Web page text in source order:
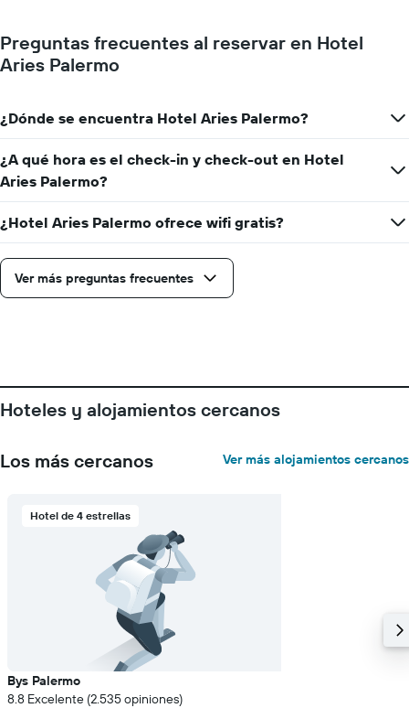
Preguntas frecuentes al reservar en Hotel
Aries Palermo
¿Dónde se encuentra Hotel Aries Palermo?
¿A qué hora es el check-in y check-out en Hotel
Aries Palermo?
¿Hotel Aries Palermo ofrece wifi gratis?
Ver más preguntas frecuentes
Hoteles y alojamientos cercanos
Los más cercanos Ver más alojamientos cercanos
Hotel de 4 estrellas
Bys Palermo
8.8 Excelente (2.535 opiniones)